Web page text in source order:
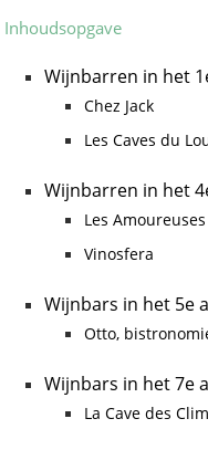
Inhoudsopgave
Wijnbarren in het
Chez Jack
Les Caves du
Wijnbarren in het
Les
Vinosfera
Wijnbars in het 5e
Otto,
Wijnbars in het 7e
La Cave des